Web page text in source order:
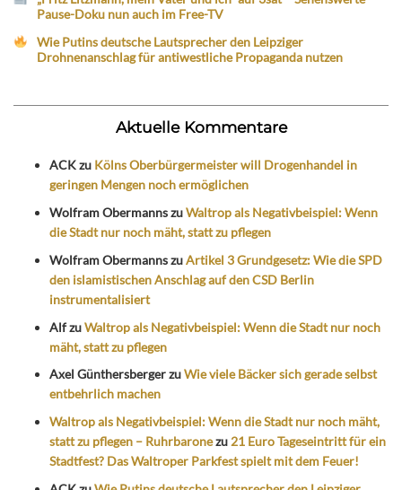
Pause-Doku nun auch im Free-TV
Wie Putins deutsche Lautsprecher den Leipziger
Drohnenanschlag für antiwestliche Propaganda nutzen
Aktuelle Kommentare
ACKzu Kölns Oberbürgermeister will Drogenhandel in
geringen Mengen noch ermöglichen
Wolfram ObermannszuWaltrop als Negativbeispiel: Wenn
die Stadt nur noch mäht, statt zu pflegen
Wolfram ObermannszuArtikel 3 Grundgesetz: Wie die SPD
den islamistischen Anschlag auf den CSD Berlin
instrumentalisiert
AlfzuWaltrop als Negativbeispiel: Wenn die Stadt nur noch
mäht, statt zu pflegen
Axel GünthersbergerzuWie viele Bäcker sich gerade selbst
entbehrlich machen
Waltrop als Negativbeispiel: Wenn die Stadt nur noch mäht,
statt zu pflegen – Ruhrbaronezu 21 Euro Tageseintritt für ein
Stadtfest? Das Waltroper Parkfest spielt mit dem Feuer!